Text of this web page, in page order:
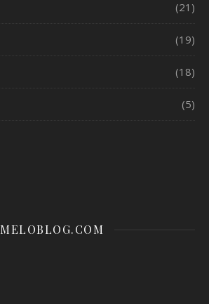
(21)
(19)
(18)
(5)
MELOBLOG.COM